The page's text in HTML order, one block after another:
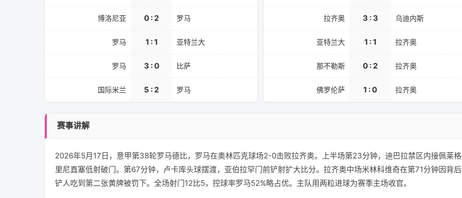
博洛尼亚 0 : 2 罗马
罗马 1 : 1 亚特兰大
罗马 3 : 0 比萨
国际米兰 5 : 2 罗马
拉齐奥 3 : 3 乌迪内斯
亚特兰大 1 : 1 拉齐奥
那不勒斯 0 : 2 拉齐奥
佛罗伦萨 1 : 0 拉齐奥
赛事讲解
2026年5月17日，意甲第38轮罗马德比，罗马在奥林匹克球场2-0击败拉齐奥。上半场第23分钟，迪巴拉禁区内接佩莱格
里尼直塞低射破门。第67分钟，卢卡库头球摆渡，亚伯拉罕门前铲射扩大比分。拉齐奥中场米林科维奇在第71分钟因背后
铲人吃到第二张黄牌被罚下。全场射门12比5，控球率罗马52%略占优。主队用两粒进球为赛季主场收官。